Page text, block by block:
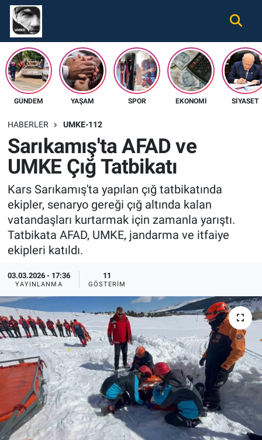
GÜNDEM YAŞAM SPOR EKONOMI SIYASET
HABERLER UMKE-112
Sarıkamış'ta AFAD ve
UMKE Çığ Tatbikatı
Kars Sarıkamış'ta yapılan çığ tatbikatında
ekipler, senaryo gereği çığ altında kalan
vatandaşları kurtarmak için zamanla yarıştı.
Tatbikata AFAD, UMKE, jandarma ve itfaiye
ekipleri katıldı.
03.03.2026 - 17:36
YAYINLANMA
11
GÖSTERIM
Gündem
Ekonomi
Spor
Tüm Haberler
İletişim
Künye
Nöbetçi Eczaneler
Hava Durumu
Namaz Vakitleri
Süper Lig Puan Durumu ve Fikstür
Tüm Manşetler
Son Dakika Haberleri
Haber Arşivi